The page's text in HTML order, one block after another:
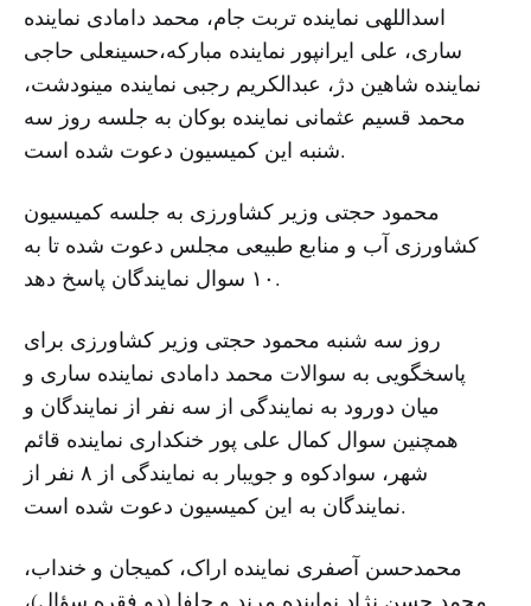
اسداللهی نماینده تربت جام، محمد دامادی نماینده
ساری، علی ایرانپور نماینده مبارکه،حسینعلی حاجی
نماینده شاهین دژ، عبدالکریم رجبی نماینده مینودشت،
محمد قسیم عثمانی نماینده بوکان به جلسه روز سه
شنبه این کمیسیون دعوت شده است.
محمود حجتی وزیر کشاورزی به جلسه کمیسیون
کشاورزی آب و منابع طبیعی مجلس دعوت شده تا به
۱۰ سوال نمایندگان پاسخ دهد.
روز سه شنبه محمود حجتی وزیر کشاورزی برای
پاسخگویی به سوالات محمد دامادی نماینده ساری و
میان دورود به نمایندگی از سه نفر از نمایندگان و
همچنین سوال کمال علی پور خنکداری نماینده قائم
شهر، سوادکوه و جویبار به نمایندگی از ۸ نفر از
نمایندگان به این کمیسیون دعوت شده است.
محمدحسن آصفری نماینده اراک، کمیجان و خنداب،